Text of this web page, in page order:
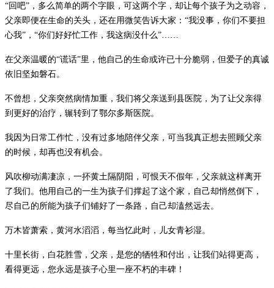
“回吧” ，多么简单的两个字眼，可这两个字，却让每个孩子为之动容，
父亲即便在生命的关头，还在用微笑告诉大家： “我没事，你们不要担
心我” ， “你们好好忙工作，我这病没什么”……
在父亲温暖的“谎话”里，他自己的生命或许已十分脆弱，但爱子的真诚
依旧坚如磐石。
不曾想，父亲突然病情加重，我们将父亲送到县医院，为了让父亲得
到更好的治疗，辗转到了鄂尔多斯医院。
我因为日常工作忙，没有过多地陪伴父亲，可当我真正想去照顾父亲
的时候，却再也没有机会。
风吹柳动满凄凉，一抔黄土隔阴阳，可恨天不假年，父亲就这样离开
了我们。他用自己的一生为孩子们撑起了这个家，自己却悄然倒下，
尽自己的所能为孩子们铺好了一条路，自己却溘然远去。
万木皆萧索，黄河水滔滔，每当忆此时，儿女青衫湿。
十里长街，白花胜雪，父亲，是您的牺牲和付出，让我们站得更高，
看得更远，您永远是孩子心里一座不朽的丰碑！